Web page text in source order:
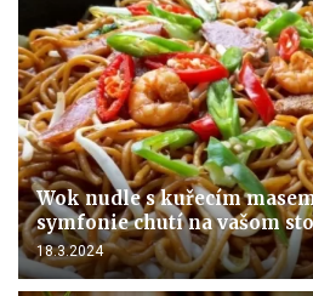
Wok nudle s kuřecím
symfonie chutí na vašom
18.3.2024